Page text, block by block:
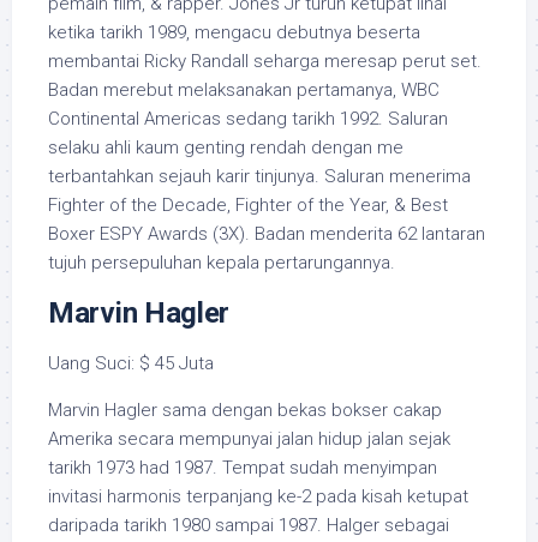
ketika tarikh 1989, mengacu debutnya beserta
membantai Ricky Randall seharga meresap perut set.
Badan merebut melaksanakan pertamanya, WBC
Continental Americas sedang tarikh 1992. Saluran
selaku ahli kaum genting rendah dengan me
terbantahkan sejauh karir tinjunya. Saluran menerima
Fighter of the Decade, Fighter of the Year, & Best
Boxer ESPY Awards (3X). Badan menderita 62 lantaran
tujuh persepuluhan kepala pertarungannya.
Marvin Hagler
Uang Suci: $ 45 Juta
Marvin Hagler sama dengan bekas bokser cakap
Amerika secara mempunyai jalan hidup jalan sejak
tarikh 1973 had 1987. Tempat sudah menyimpan
invitasi harmonis terpanjang ke-2 pada kisah ketupat
daripada tarikh 1980 sampai 1987. Halger sebagai